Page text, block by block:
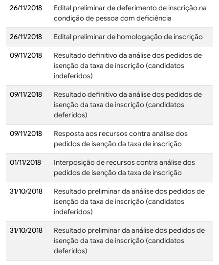
26/11/2018
Edital preliminar de deferimento de inscrição na
condição de pessoa com deficiência
26/11/2018 Edital preliminar de homologação de inscrição
09/11/2018
Resultado definitivo da análise dos pedidos de
isenção da taxa de inscrição (candidatos
indeferidos)
09/11/2018
Resultado definitivo da análise dos pedidos de
isenção da taxa de inscrição (candidatos
deferidos)
09/11/2018
Resposta aos recursos contra análise dos
pedidos de isenção da taxa de inscrição
01/11/2018
Interposição de recursos contra análise dos
pedidos de isenção da taxa de inscrição
31/10/2018
Resultado preliminar da análise dos pedidos de
isenção da taxa de inscrição (candidatos
indeferidos)
31/10/2018
Resultado preliminar da análise dos pedidos de
isenção da taxa de inscrição (candidatos
deferidos)